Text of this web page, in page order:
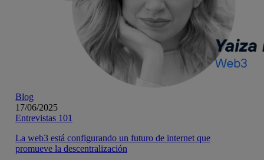
Blog
17/06/2025
Entrevistas 101
La web3 está configurando un futuro de internet que
promueve la descentralización